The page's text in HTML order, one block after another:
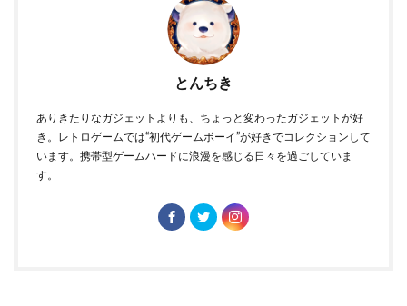
とんちき
ありきたりなガジェットよりも、ちょっと変わったガジェットが好
き。レトロゲームでは“初代ゲームボーイ”が好きでコレクションして
います。携帯型ゲームハードに浪漫を感じる日々を過ごしていま
す。